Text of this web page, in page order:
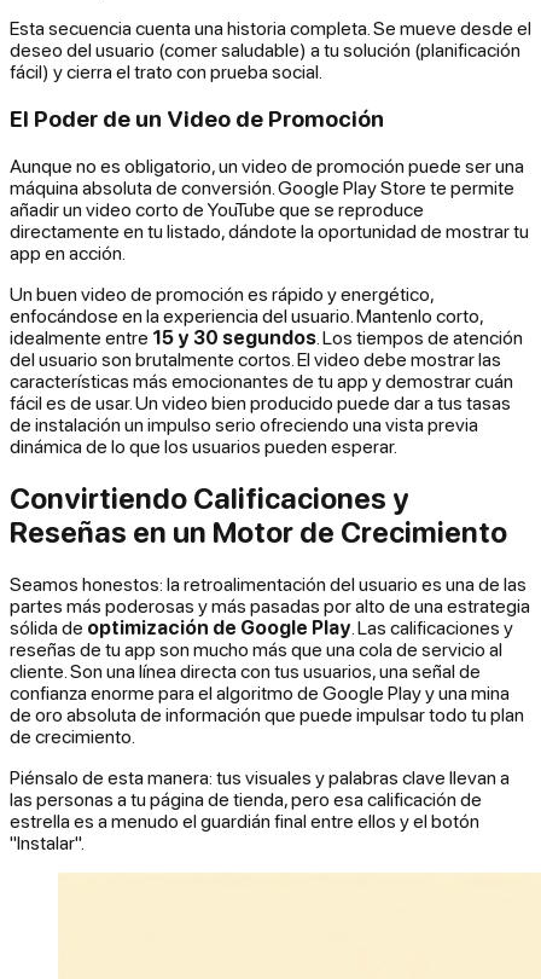
Esta secuencia cuenta una historia completa. Se mueve desde el
deseo del usuario (comer saludable) a tu solución (planificación
fácil) y cierra el trato con prueba social.
El Poder de un Video de Promoción
Aunque no es obligatorio, un video de promoción puede ser una
máquina absoluta de conversión. Google Play Store te permite
añadir un video corto de YouTube que se reproduce
directamente en tu listado, dándote la oportunidad de mostrar tu
app en acción.
Un buen video de promoción es rápido y energético,
enfocándose en la experiencia del usuario. Mantenlo corto,
idealmente entre 15 y 30 segundos . Los tiempos de atención
del usuario son brutalmente cortos. El video debe mostrar las
características más emocionantes de tu app y demostrar cuán
fácil es de usar. Un video bien producido puede dar a tus tasas
de instalación un impulso serio ofreciendo una vista previa
dinámica de lo que los usuarios pueden esperar.
Convirtiendo Calificaciones y
Reseñas en un Motor de Crecimiento
Seamos honestos: la retroalimentación del usuario es una de las
partes más poderosas y más pasadas por alto de una estrategia
sólida de optimización de Google Play . Las calificaciones y
reseñas de tu app son mucho más que una cola de servicio al
cliente. Son una línea directa con tus usuarios, una señal de
confianza enorme para el algoritmo de Google Play y una mina
de oro absoluta de información que puede impulsar todo tu plan
de crecimiento.
Piénsalo de esta manera: tus visuales y palabras clave llevan a
las personas a tu página de tienda, pero esa calificación de
estrella es a menudo el guardián final entre ellos y el botón
"Instalar".